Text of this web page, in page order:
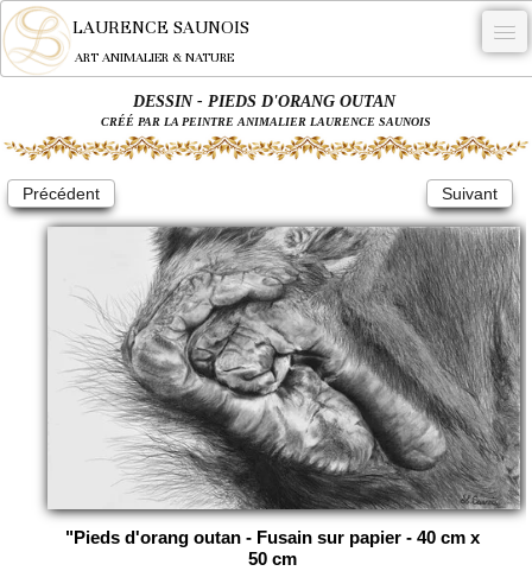
LAURENCE SAUNOIS
ART ANIMALIER & NATURE
NYMPHEUS LUMINANSIS.
OEUVRES
COMMANDE
L'ARTISTE.
NEWS
CONTACT
Français
0
DESSIN - PIEDS D'ORANG OUTAN
CRÉÉ PAR LA PEINTRE ANIMALIER LAURENCE SAUNOIS
Précédent Suivant
"Pieds d'orang outan - Fusain sur papier - 40 cm x
50 cm